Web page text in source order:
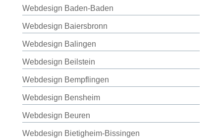
Webdesign Baden-Baden
Webdesign Baiersbronn
Webdesign Balingen
Webdesign Beilstein
Webdesign Bempflingen
Webdesign Bensheim
Webdesign Beuren
Webdesign Bietigheim-Bissingen